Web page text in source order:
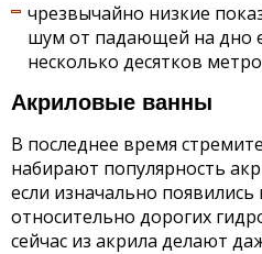
чрезвычайно низкие
шум от падающей на дно
несколько десятков
Акриловые ванны
В последнее время
набирают популярность
если изначально появились
относительно дорогих
сейчас из акрила делают